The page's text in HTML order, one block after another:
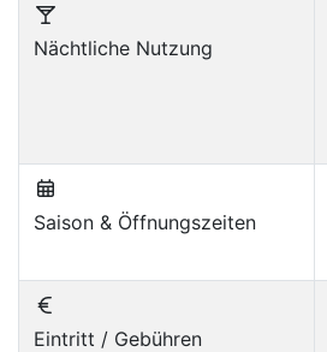
Nächtliche Nutzung
Saison & Öffnungszeiten
Eintritt / Gebühren